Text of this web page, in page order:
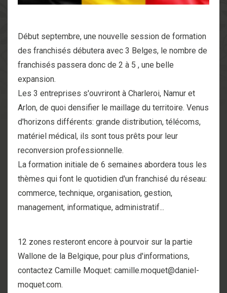
Début septembre, une nouvelle session de formation
des franchisés débutera avec 3 Belges, le nombre de
franchisés passera donc de 2 à 5 , une belle
expansion.
Les 3 entreprises s'ouvriront à Charleroi, Namur et
Arlon, de quoi densifier le maillage du territoire. Venus
d'horizons différents: grande distribution, télécoms,
matériel médical, ils sont tous prêts pour leur
reconversion professionnelle.
La formation initiale de 6 semaines abordera tous les
thèmes qui font le quotidien d'un franchisé du réseau:
commerce, technique, organisation, gestion,
management, informatique, administratif...
12 zones resteront encore à pourvoir sur la partie
Wallone de la Belgique, pour plus d'informations,
contactez Camille Moquet: camille.moquet@daniel-
moquet.com.